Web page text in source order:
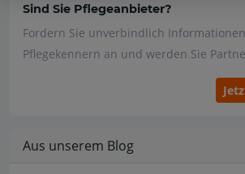
Sind Sie Pflegeanbieter?
Fordern Sie unverbindlich
Pflegekennern an und werden Sie
Aus unserem Blog